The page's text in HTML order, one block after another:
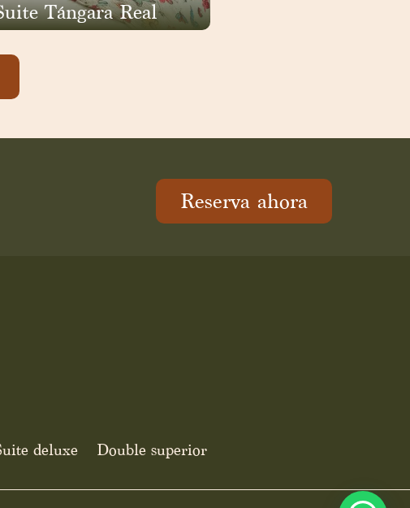
Tángara Real
Reserva ahora
deluxe Double superior